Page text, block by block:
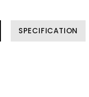
SPECIFICATION